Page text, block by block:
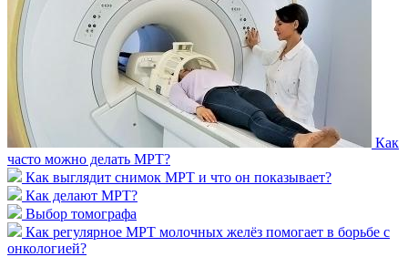
Как
часто можно делать МРТ?
Как выглядит снимок МРТ и что он показывает?
Как делают МРТ?
Выбор томографа
Как регулярное МРТ молочных желёз помогает в борьбе с
онкологией?